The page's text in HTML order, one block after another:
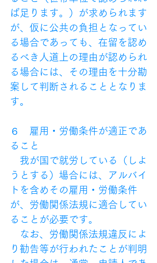
ば足ります。）が求められます
が、仮に公共の負担となってい
る場合であっても、在留を認め
るべき人道上の理由が認められ
る場合には、その理由を十分勘
案して判断されることとなりま
す。
６　雇用・労働条件が適正であ
ること
我が国で就労している（しよ
うとする）場合には、アルバイ
トを含めその雇用・労働条件
が、労働関係法規に適合してい
ることが必要です。
なお、労働関係法規違反によ
り勧告等が行われたことが判明